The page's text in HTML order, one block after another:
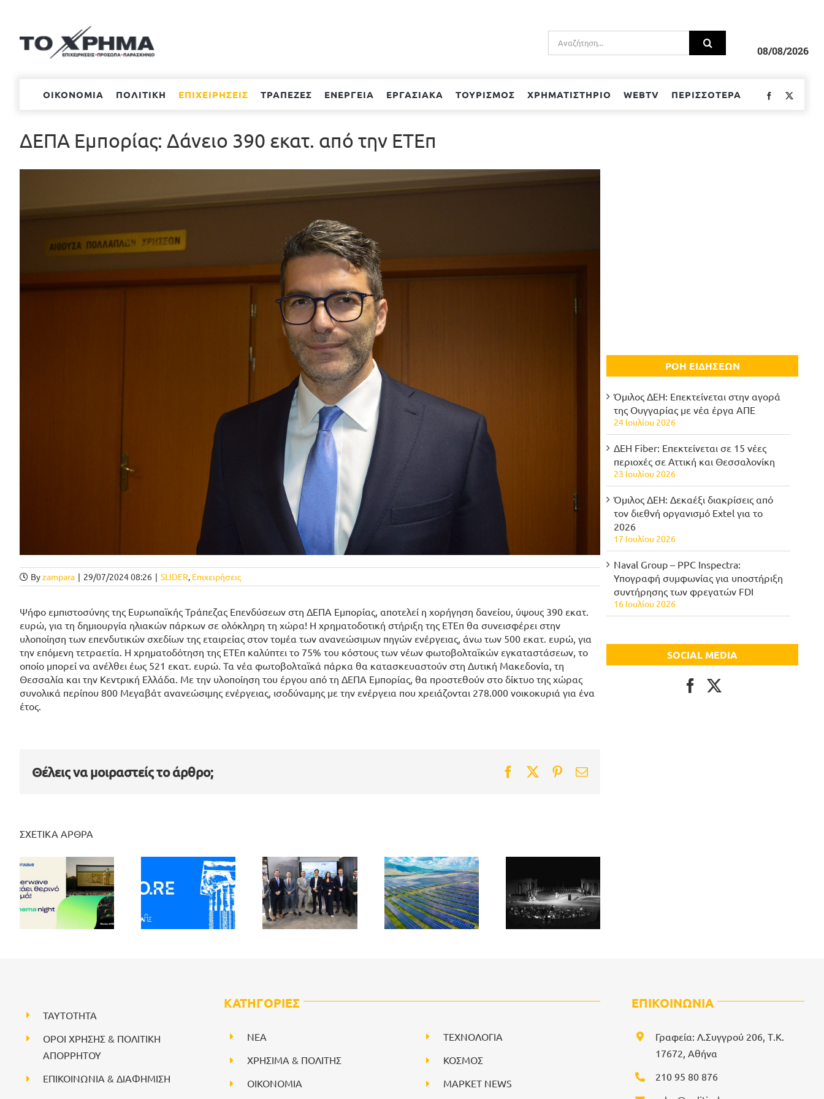
περιεχόμενο
Αναζήτηση
για:
08/08/2026
ΟΙΚΟΝΟΜΙΑ ΠΟΛΙΤΙΚΗ ΕΠΙΧΕΙΡΗΣΕΙΣ ΤΡΑΠΕΖΕΣ ΕΝΕΡΓΕΙΑ ΕΡΓΑΣΙΑΚΑ ΤΟΥΡΙΣΜΟΣ ΧΡΗΜΑΤΙΣΤΗΡΙΟ WEBTV ΠΕΡΙΣΣΟΤΕΡΑ Facebook
ΔΕΠΑ Εμπορίας: Δάνειο 390 εκατ. από την ΕΤΕπ
Byzampara | 29/07/2024 08:26 | SLIDER, Επιχειρήσεις
Ψήφο εμπιστοσύνης της Ευρωπαϊκής Τράπεζας Επενδύσεων στη ΔΕΠΑ Εμπορίας, αποτελεί η χορήγηση δανείου, ύψους 390 εκατ.
ευρώ, για τη δημιουργία ηλιακών πάρκων σε ολόκληρη τη χώρα! Η χρηματοδοτική στήριξη της ΕΤΕπ θα συνεισφέρει στην
υλοποίηση των επενδυτικών σχεδίων της εταιρείας στον τομέα των ανανεώσιμων πηγών ενέργειας, άνω των 500 εκατ. ευρώ, για
την επόμενη τετραετία. Η χρηματοδότηση της ΕΤΕπ καλύπτει το 75% του κόστους των νέων φωτοβολταϊκών εγκαταστάσεων, το
οποίο μπορεί να ανέλθει έως 521 εκατ. ευρώ. Τα νέα φωτοβολταϊκά πάρκα θα κατασκευαστούν στη Δυτική Μακεδονία, τη
Θεσσαλία και την Κεντρική Ελλάδα. Με την υλοποίηση του έργου από τη ΔΕΠΑ Εμπορίας, θα προστεθούν στο δίκτυο της χώρας
συνολικά περίπου 800 Μεγαβάτ ανανεώσιμης ενέργειας, ισοδύναμης με την ενέργεια που χρειάζονται 278.000 νοικοκυριά για ένα
έτος.
Θέλεις να μοιραστείς το άρθρο; Facebook
TwitterPinterest
Email
ΣΧΕΤΙΚΑ ΑΡΘΡΑ
ΡΟΗ ΕΙΔΗΣΕΩΝ
Όμιλος ΔΕΗ: Επεκτείνεται στην αγορά
της Ουγγαρίας με νέα έργα ΑΠΕ
24 Ιουλίου 2026
ΔΕΗ Fiber: Επεκτείνεται σε 15 νέες
περιοχές σε Αττική και Θεσσαλονίκη
23 Ιουλίου 2026
Όμιλος ΔΕΗ: Δεκαέξι διακρίσεις από
τον διεθνή οργανισμό Extel για το
2026
17 Ιουλίου 2026
Naval Group – PPC Inspectra:
Υπογραφή συμφωνίας για υποστήριξη
συντήρησης των φρεγατών FDI
16 Ιουλίου 2026
SOCIAL MEDIA
ΤΑΥΤΟΤΗΤΑ
ΟΡΟΙ ΧΡΗΣΗΣ & ΠΟΛΙΤΙΚΗ
ΑΠΟΡΡΗΤΟΥ
ΕΠΙΚΟΙΝΩΝΙΑ & ΔΙΑΦΗΜΙΣΗ
ΚΑΤΗΓΟΡΙΕΣ
NEA
ΧΡΗΣΙΜΑ & ΠΟΛΙΤΗΣ
ΟΙΚΟΝΟΜΙΑ
ΤΕΧΝΟΛΟΓΙΑ
ΚΟΣΜΟΣ
ΜΑΡΚΕΤ NEWS
ΕΠΙΚΟΙΝΩΝΙΑ
Γραφεία: Λ.Συγγρού 206, Τ.Κ.
17672, Αθήνα
210 95 80 876